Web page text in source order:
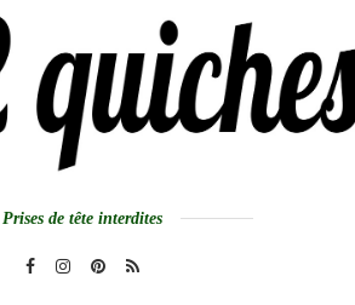
Prises de tête interdites